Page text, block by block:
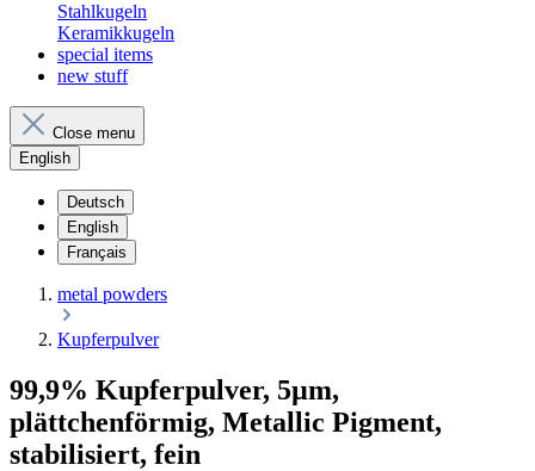
Stahlkugeln
Keramikkugeln
special items
new stuff
Close menu
English
Deutsch
English
Français
metal powders
Kupferpulver
99,9% Kupferpulver, 5µm,
plättchenförmig, Metallic Pigment,
stabilisiert, fein